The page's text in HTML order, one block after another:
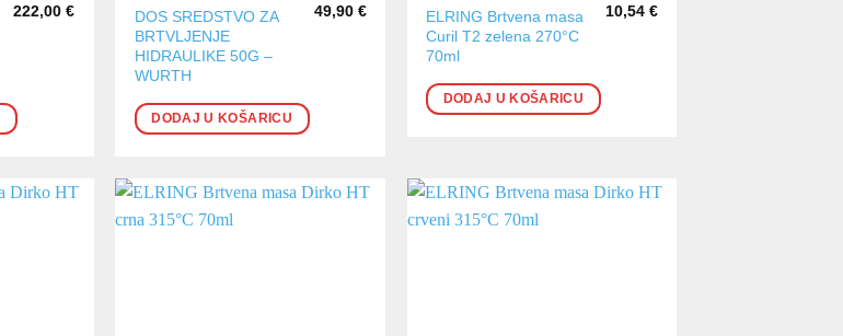
222,00€
DOS SREDSTVO ZA
BRTVLJENJE
HIDRAULIKE 50G –
WURTH
49,90 €
DODAJ U KOŠARICU
ELRING Brtvena masa
Curil T2 zelena 270°C
70ml
10,54 €
DODAJ U KOŠARICU